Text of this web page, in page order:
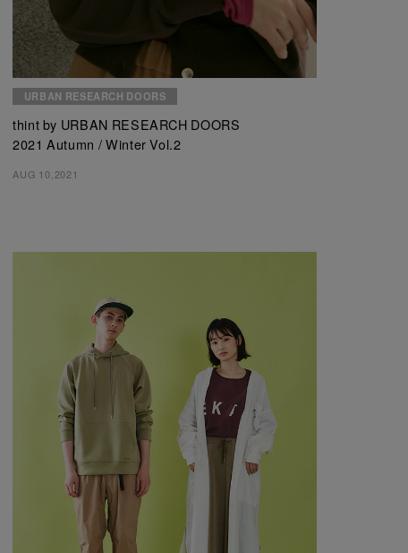
URBAN RESEARCH DOORS
thint by URBAN RESEARCH DOORS
2021 Autumn / Winter Vol.2
AUG 10,2021